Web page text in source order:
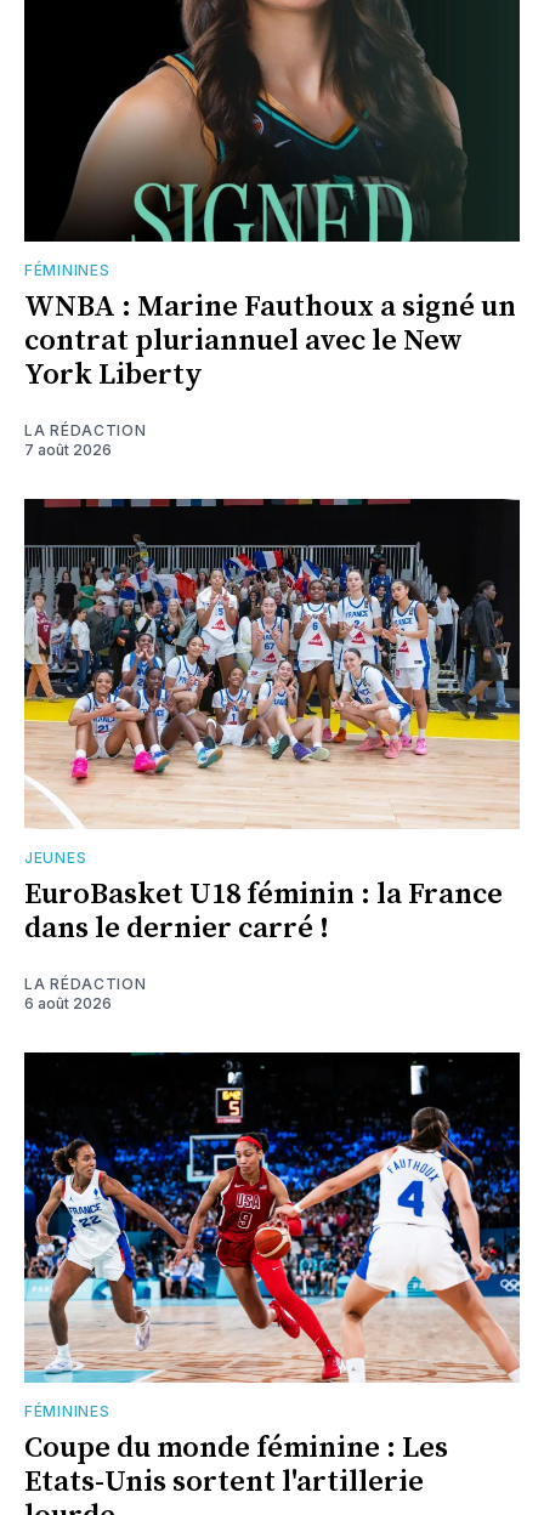
FÉMININES
WNBA : Marine Fauthoux a signé un
contrat pluriannuel avec le New
York Liberty
LA RÉDACTION
7 août 2026
JEUNES
EuroBasket U18 féminin : la France
dans le dernier carré !
LA RÉDACTION
6 août 2026
FÉMININES
Coupe du monde féminine : Les
Etats-Unis sortent l'artillerie